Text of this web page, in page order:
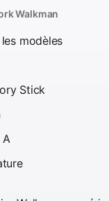
Walkman
modèles
Stick
A